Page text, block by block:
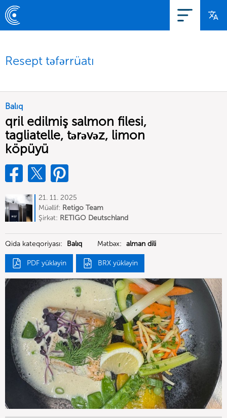
Resept təfərrüatı
Balıq
qril edilmiş salmon filesi,
tagliatelle, tərəvəz, limon
köpüyü
21. 11. 2025
Müəllif: Retigo Team
Deutschland
Şirkət: RETIGO Deutschland
Qida kateqoriyası:
Balıq Mətbəx: alman dili
PDF yükləyin BRX yükləyin